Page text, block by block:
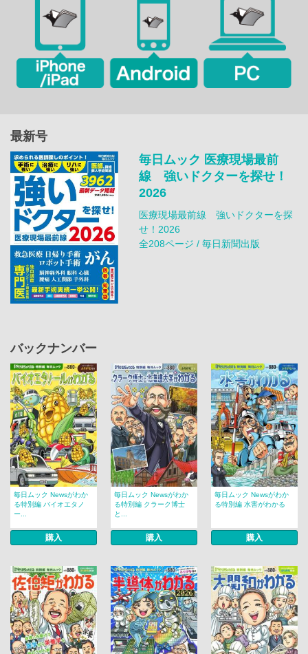
最新号
毎日ムック 医療現場最前
線 強いドクターを探せ！
2026
医療現場最前線 強いドクターを探
せ！2026
全208ページ / 毎日新聞出版
バックナンバー
毎日ムック Newsがわか
る特別編 バイオエタノ
ー...
購入
毎日ムック Newsがわか
る特別編 クラーク博士
と...
購入
毎日ムック Newsがわか
る特別編 水害がわかる
購入